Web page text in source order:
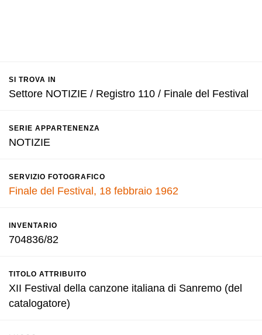
SI TROVA IN
Settore NOTIZIE / Registro 110 / Finale del Festival
SERIE APPARTENENZA
NOTIZIE
SERVIZIO FOTOGRAFICO
Finale del Festival, 18 febbraio 1962
INVENTARIO
704836/82
TITOLO ATTRIBUITO
XII Festival della canzone italiana di Sanremo (del
catalogatore)